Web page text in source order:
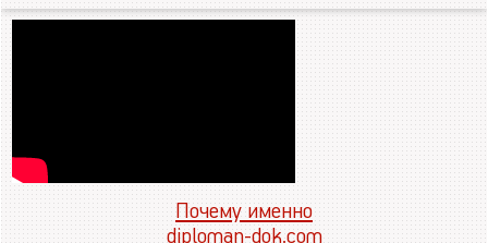
Почему именно
diploman-dok.com